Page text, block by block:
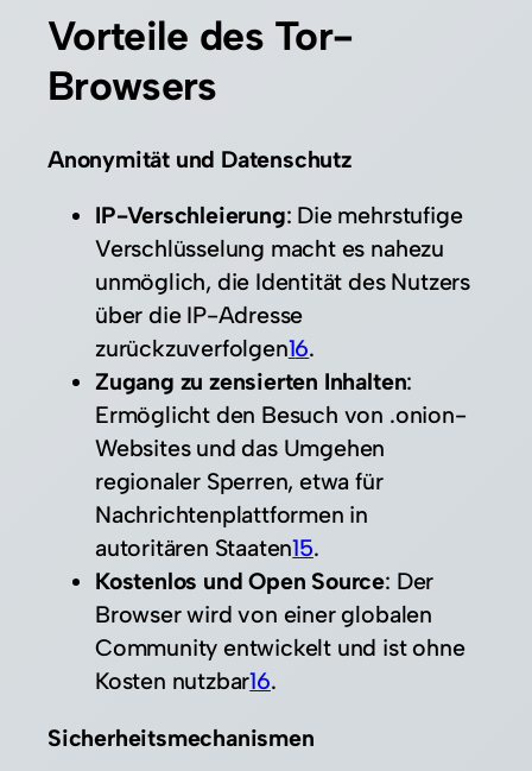
Vorteile des Tor-
Browsers
Anonymität und Datenschutz
IP-Verschleierung: Die mehrstufige
Verschlüsselung macht es nahezu
unmöglich, die Identität des Nutzers
über die IP-Adresse
zurückzuverfolgen16.
Zugang zu zensierten Inhalten:
Ermöglicht den Besuch von .onion-
Websites und das Umgehen
regionaler Sperren, etwa für
Nachrichtenplattformen in
autoritären Staaten15.
Kostenlos und Open Source: Der
Browser wird von einer globalen
Community entwickelt und ist ohne
Kosten nutzbar16.
Sicherheitsmechanismen